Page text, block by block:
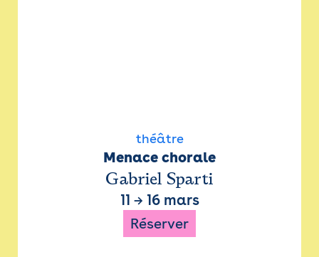
théâtre
Menace chorale
Gabriel Sparti
11 → 16 mars
Réserver